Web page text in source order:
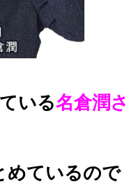
いる名倉潤さ
めているので